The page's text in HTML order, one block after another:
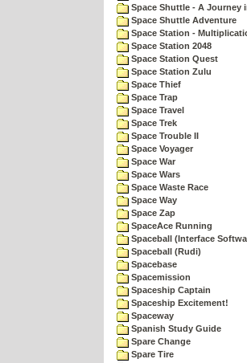
Space Shuttle - A Journey
Space Shuttle Adventure
Space Station -
Space Station 2048
Space Station Quest
Space Station Zulu
Space Thief
Space Trap
Space Travel
Space Trek
Space Trouble II
Space Voyager
Space War
Space Wars
Space Waste Race
Space Way
Space Zap
SpaceAce Running
Spaceball (Interface
Spaceball (Rudi)
Spacebase
Spacemission
Spaceship Captain
Spaceship Excitement!
Spaceway
Spanish Study Guide
Spare Change
Spare Tire